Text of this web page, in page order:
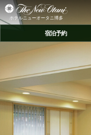
ホテルニューオータニ博多
宿泊予約